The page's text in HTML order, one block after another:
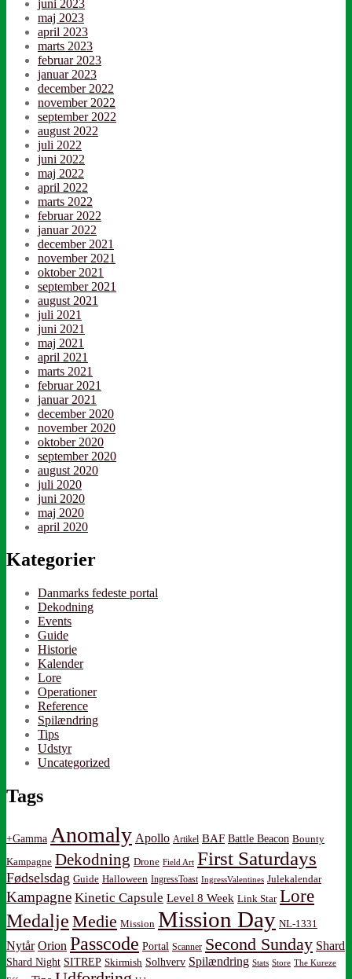
juni 2023
maj 2023
april 2023
marts 2023
februar 2023
januar 2023
december 2022
november 2022
september 2022
august 2022
juli 2022
juni 2022
maj 2022
april 2022
marts 2022
februar 2022
januar 2022
december 2021
november 2021
oktober 2021
september 2021
august 2021
juli 2021
juni 2021
maj 2021
april 2021
marts 2021
februar 2021
januar 2021
december 2020
november 2020
oktober 2020
september 2020
august 2020
juli 2020
juni 2020
maj 2020
april 2020
Kategorier
Danmarks fedeste portal
Dekodning
Events
Guide
Historie
Kalender
Lore
Operationer
Reference
Spilændring
Tips
Udstyr
Uncategorized
Tags
+Gamma Anomaly Apollo Artikel BAF Battle Beacon Bounty
Kampagne Dekodning Drone Field Art First Saturdays
Fødselsdag Guide Halloween IngressToast IngressValentines Julekalendar
Kampagne Kinetic Capsule Level 8 Week Link Star Lore
Medalje Medie Mission Mission Day NL-1331
Nytår Orion Passcode Portal Scanner Second Sunday Shard
Shard Night SITREP Skirmish Solhverv Spilændring Stats Store The Kureze